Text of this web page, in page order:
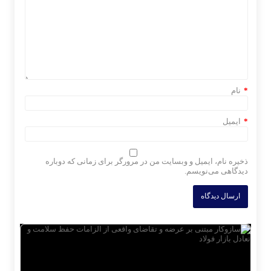
نام *
ایمیل *
ذخیره نام، ایمیل و وبسایت من در مرورگر برای زمانی که دوباره
دیدگاهی می‌نویسم.